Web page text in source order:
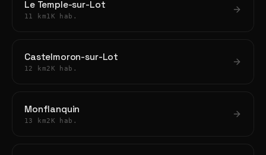
Le Temple-sur-Lot
11 km1K hab.
Castelmoron-sur-Lot
12 km2K hab.
Monflanquin
13 km2K hab.